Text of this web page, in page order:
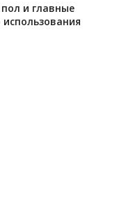
и главные